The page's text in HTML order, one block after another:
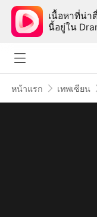
เนื้อหาที่น่า
นี้อยู่ใน
หน้าแรก เทพเซียน